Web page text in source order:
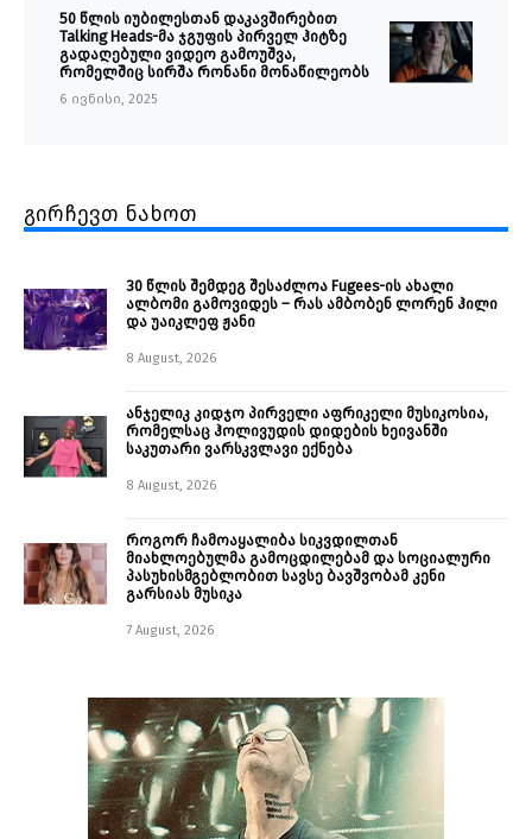
50 წლის იუბილესთან დაკავშირებით
Talking Heads-მა ჯგუფის პირველ ჰიტზე
გადაღებული ვიდეო გამოუშვა,
რომელშიც სირშა რონანი მონაწილეობს
6 ივნისი, 2025
გირჩევთ ნახოთ
30 წლის შემდეგ შესაძლოა Fugees-ის ახალი
ალბომი გამოვიდეს – რას ამბობენ ლორენ ჰილი
და უაიკლეფ ჟანი
8 August, 2026
ანჯელიკ კიდჯო პირველი აფრიკელი მუსიკოსია,
რომელსაც ჰოლივუდის დიდების ხეივანში
საკუთარი ვარსკვლავი ექნება
8 August, 2026
როგორ ჩამოაყალიბა სიკვდილთან
მიახლოებულმა გამოცდილებამ და სოციალური
პასუხისმგებლობით სავსე ბავშვობამ კენი
გარსიას მუსიკა
7 August, 2026